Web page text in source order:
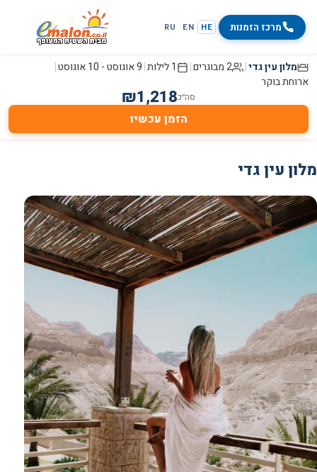
מרכז הזמנות HE
EN
RU
מלון עין גדי| 2 מבוגרים | 1 לילות |9 אוגוסט - 10 אוגוסט
|
ארוחת בוקר
סה״כ ₪1,218
הזמן עכשיו
מלון עין גדי